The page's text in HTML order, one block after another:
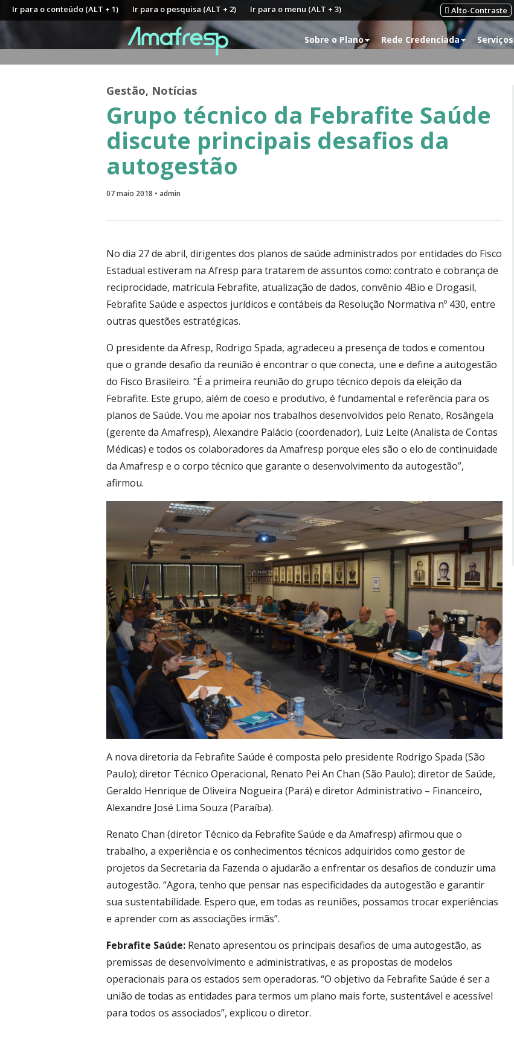
Ir para o conteúdo (ALT + 1) Ir para o pesquisa (ALT + 2) Ir para o menu (ALT + 3) Alto-Contraste
Sobre o Plano Rede Credenciada Serviços
Gestão, Notícias
Grupo técnico da Febrafite Saúde
discute principais desafios da
autogestão
07 maio 2018 • admin
No dia 27 de abril, dirigentes dos planos de saúde administrados por entidades do Fisco
Estadual estiveram na Afresp para tratarem de assuntos como: contrato e cobrança de
reciprocidade, matrícula Febrafite, atualização de dados, convênio 4Bio e Drogasil,
Febrafite Saúde e aspectos jurídicos e contábeis da Resolução Normativa nº 430, entre
outras questões estratégicas.
O presidente da Afresp, Rodrigo Spada, agradeceu a presença de todos e comentou
que o grande desafio da reunião é encontrar o que conecta, une e define a autogestão
do Fisco Brasileiro. “É a primeira reunião do grupo técnico depois da eleição da
Febrafite. Este grupo, além de coeso e produtivo, é fundamental e referência para os
planos de Saúde. Vou me apoiar nos trabalhos desenvolvidos pelo Renato, Rosângela
(gerente da Amafresp), Alexandre Palácio (coordenador), Luiz Leite (Analista de Contas
Médicas) e todos os colaboradores da Amafresp porque eles são o elo de continuidade
da Amafresp e o corpo técnico que garante o desenvolvimento da autogestão”,
afirmou.
A nova diretoria da Febrafite Saúde é composta pelo presidente Rodrigo Spada (São
Paulo); diretor Técnico Operacional, Renato Pei An Chan (São Paulo); diretor de Saúde,
Geraldo Henrique de Oliveira Nogueira (Pará) e diretor Administrativo – Financeiro,
Alexandre José Lima Souza (Paraíba).
Renato Chan (diretor Técnico da Febrafite Saúde e da Amafresp) afirmou que o
trabalho, a experiência e os conhecimentos técnicos adquiridos como gestor de
projetos da Secretaria da Fazenda o ajudarão a enfrentar os desafios de conduzir uma
autogestão. “Agora, tenho que pensar nas especificidades da autogestão e garantir
sua sustentabilidade. Espero que, em todas as reuniões, possamos trocar experiências
e aprender com as associações irmãs”.
Febrafite Saúde: Renato apresentou os principais desafios de uma autogestão, as
premissas de desenvolvimento e administrativas, e as propostas de modelos
operacionais para os estados sem operadoras. “O objetivo da Febrafite Saúde é ser a
união de todas as entidades para termos um plano mais forte, sustentável e acessível
para todos os associados”, explicou o diretor.